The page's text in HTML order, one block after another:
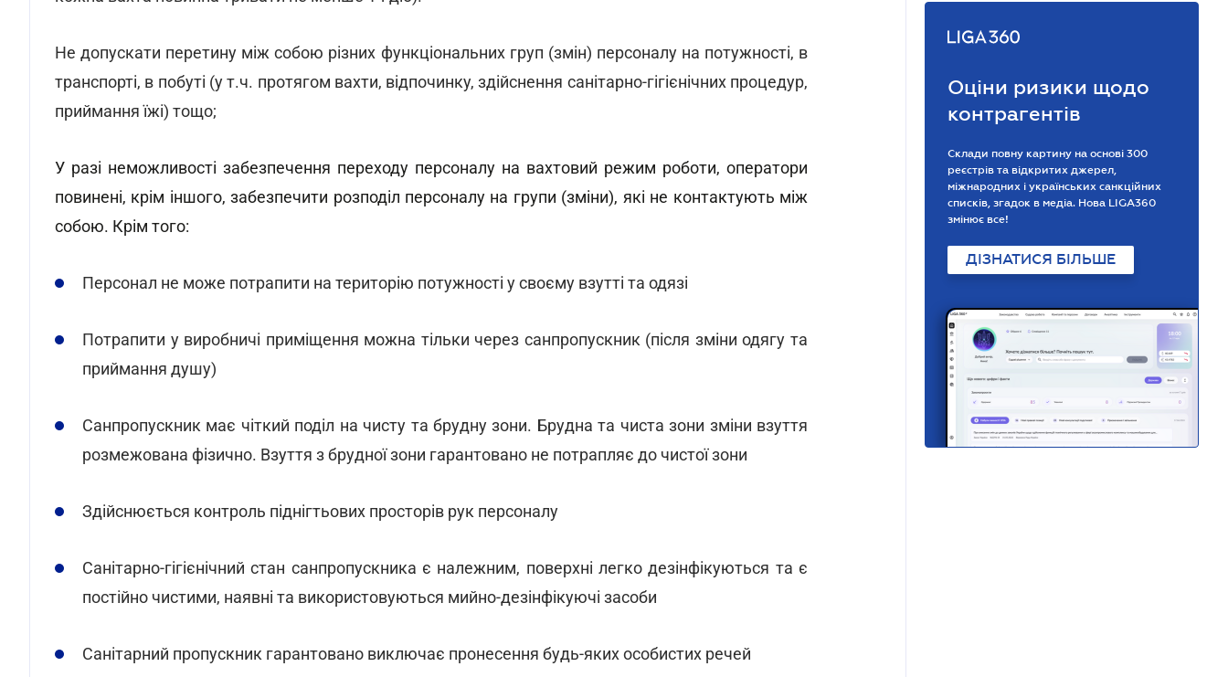
Не допускати перетину між собою різних функціональних груп (змін) персоналу на потужності, в
транспорті, в побуті (у т.ч. протягом вахти, відпочинку, здійснення санітарно-гігієнічних процедур,
приймання їжі) тощо;
У разі неможливості забезпечення переходу персоналу на вахтовий режим роботи, оператори
повинені, крім іншого, забезпечити розподіл персоналу на групи (зміни), які не контактують між
собою. Крім того:
Персонал не може потрапити на територію потужності у своєму взутті та одязі
Потрапити у виробничі приміщення можна тільки через санпропускник (після зміни одягу та
приймання душу)
Санпропускник має чіткий поділ на чисту та брудну зони. Брудна та чиста зони зміни взуття
розмежована фізично. Взуття з брудної зони гарантовано не потрапляє до чистої зони
Здійснюється контроль піднігтьових просторів рук персоналу
Санітарно-гігієнічний стан санпропускника є належним, поверхні легко дезінфікуються та є
постійно чистими, наявні та використовуються мийно-дезінфікуючі засоби
Санітарний пропускник гарантовано виключає пронесення будь-яких особистих речей
Оціни ризики щодо
контрагентів
Склади повну картину на основі 300
реєстрів та відкритих джерел,
міжнародних і українських санкційних
списків, згадок в медіа. Нова LIGA360
змінює все!
ДІЗНАТИСЯ БІЛЬШЕ